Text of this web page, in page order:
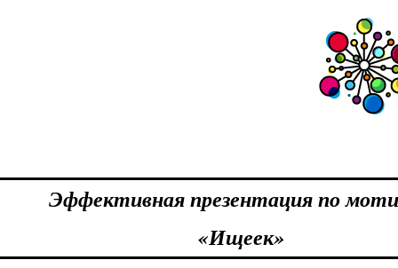
Эффективная презентация по
«Ищеек»